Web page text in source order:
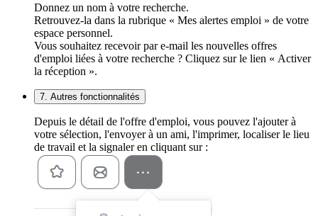
Donnez un nom à votre recherche.
Retrouvez-la dans la rubrique « Mes alertes emploi » de votre
espace personnel.
Vous souhaitez recevoir par e-mail les nouvelles offres
d'emploi liées à votre recherche ? Cliquez sur le lien « Activer
la réception ».
7. Autres fonctionnalités
Depuis le détail de l'offre d'emploi, vous pouvez l'ajouter à
votre sélection, l'envoyer à un ami, l'imprimer, localiser le lieu
de travail et la signaler en cliquant sur :